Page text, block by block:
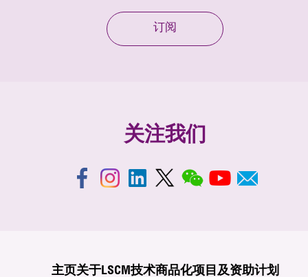
订阅
关注我们
主页关于LSCM技术商品化项目及资助计划